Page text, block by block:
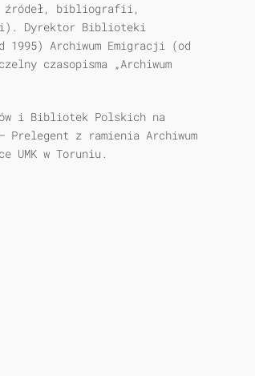
źródeł, bibliografii,
Dyrektor Biblioteki
Archiwum Emigracji (od
czasopisma „Archiwum
i Bibliotek Polskich na
Prelegent z ramienia Archiwum
w Toruniu.